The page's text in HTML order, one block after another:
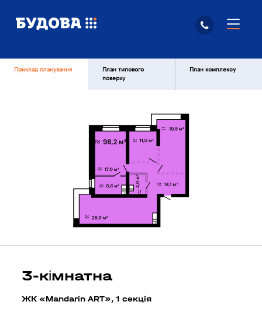
Приклад планування
План типового
поверху
План комплексу
3-кімнатна
ЖК «Mandarin ART», 1 секцiя